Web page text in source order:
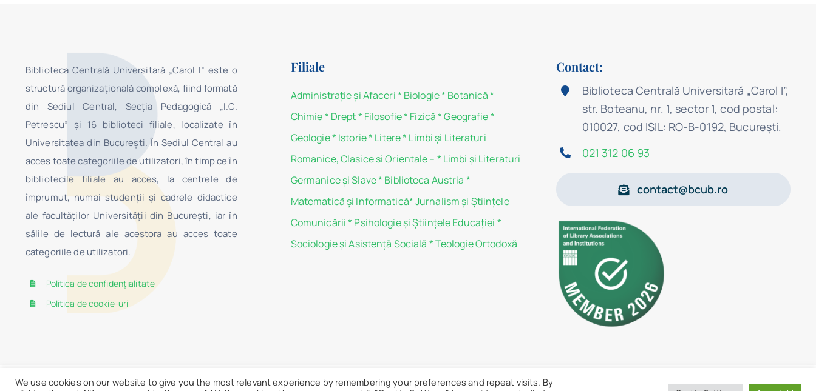
Biblioteca Centrală Universitară „Carol I” este o
structură organizaţională complexă, fiind formată
din Sediul Central, Secţia Pedagogică „I.C.
Petrescu” şi 16 biblioteci filiale, localizate în
Universitatea din Bucureşti. În Sediul Central au
acces toate categoriile de utilizatori, în timp ce în
bibliotecile filiale au acces, la centrele de
împrumut, numai studenţii şi cadrele didactice
ale facultăților Universității din București, iar în
sălile de lectură ale acestora au acces toate
categoriile de utilizatori.
Politica de confidențialitate
Politica de cookie-uri
Filiale
Administraţie şi Afaceri* Biologie* Botanică *
Chimie* Drept* Filosofie* Fizică* Geografie*
Geologie* Istorie* Litere* Limbi și Literaturi
Romanice, Clasice si Orientale – * Limbi și Literaturi
Germanice şi Slave* Biblioteca Austria *
Matematicã și Informatică*Jurnalism şi Ştiinţele
Comunicării* Psihologie şi Ştiinţele Educaţiei *
Sociologie şi Asistenţă Socială *Teologie Ortodoxă
Contact:
Biblioteca Centrală Universitară „Carol I”,
str. Boteanu, nr. 1, sector 1, cod postal:
010027, cod ISIL: RO-B-0192, Bucureşti.
021 312 06 93
contact@bcub.ro
We use cookies on our website to give you the most relevant experience by remembering your preferences and repeat visits. By